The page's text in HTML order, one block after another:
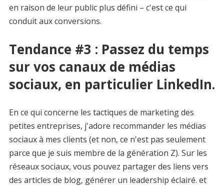
en raison de leur public plus défini – c'est ce qui
conduit aux conversions.
Tendance #3 : Passez du temps
sur vos canaux de médias
sociaux, en particulier LinkedIn.
En ce qui concerne les tactiques de marketing des
petites entreprises, j'adore recommander les médias
sociaux à mes clients (et non, ce n'est pas seulement
parce que je suis membre de la génération Z). Sur les
réseaux sociaux, vous pouvez partager des liens vers
des articles de blog, générer un leadership éclairé. et